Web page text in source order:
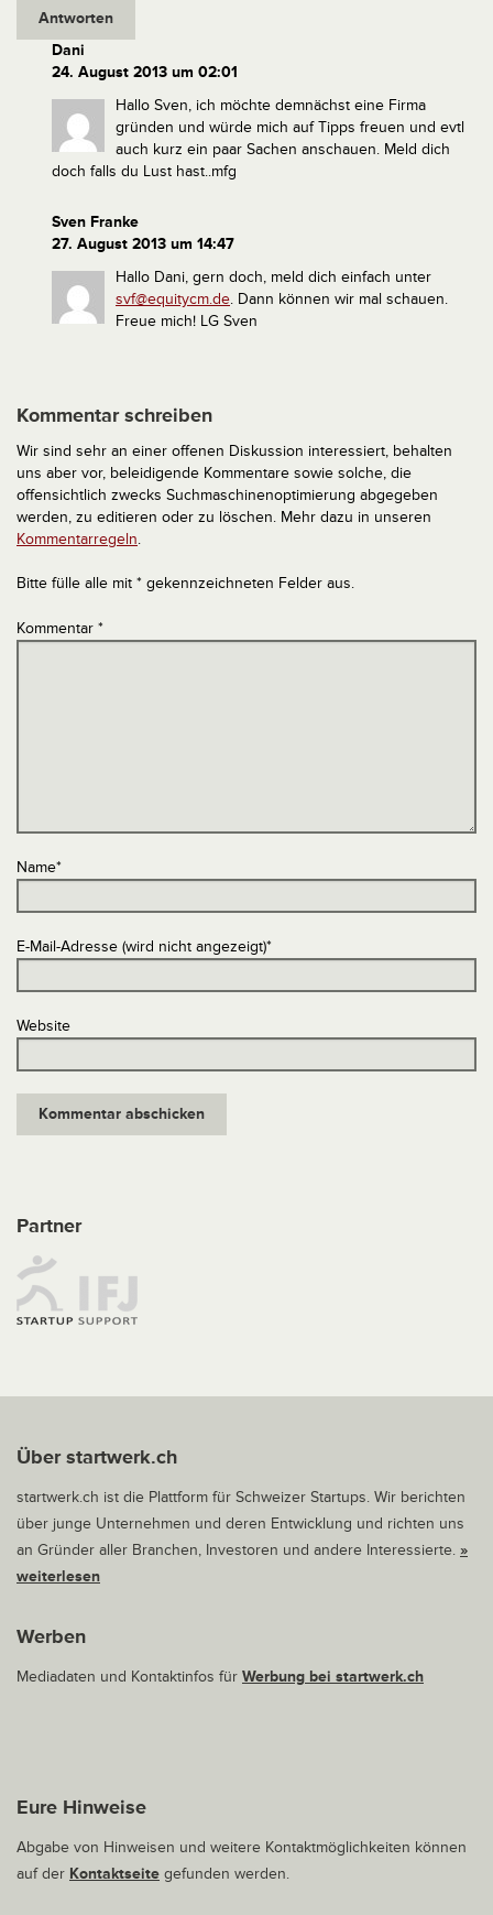
Antworten
Dani
24. August 2013 um 02:01
Hallo Sven, ich möchte demnächst eine Firma
gründen und würde mich auf Tipps freuen und evtl
auch kurz ein paar Sachen anschauen. Meld dich
doch falls du Lust hast..mfg
Sven Franke
27. August 2013 um 14:47
Hallo Dani, gern doch, meld dich einfach unter
svf@equitycm.de. Dann können wir mal schauen.
Freue mich! LG Sven
Kommentar schreiben
Wir sind sehr an einer offenen Diskussion interessiert, behalten
uns aber vor, beleidigende Kommentare sowie solche, die
offensichtlich zwecks Suchmaschinenoptimierung abgegeben
werden, zu editieren oder zu löschen. Mehr dazu in unseren
Kommentarregeln.
Bitte fülle alle mit * gekennzeichneten Felder aus.
Kommentar *
Name*
E-Mail-Adresse (wird nicht angezeigt)*
Website
Partner
Über startwerk.ch
startwerk.ch ist die Plattform für Schweizer Startups. Wir berichten
über junge Unternehmen und deren Entwicklung und richten uns
an Gründer aller Branchen, Investoren und andere Interessierte. »
weiterlesen
Werben
Mediadaten und Kontaktinfos für Werbung bei startwerk.ch
Eure Hinweise
Abgabe von Hinweisen und weitere Kontaktmöglichkeiten können
auf der Kontaktseite gefunden werden.